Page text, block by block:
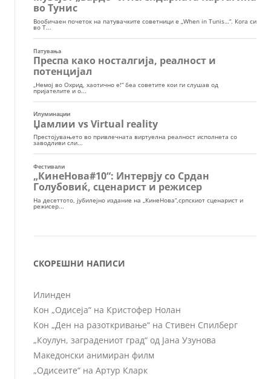
СКОРЕШНИ НАПИСИ
Илинден
Кон „Одисеја“ на Кристофер Нолан
Кон „Ден на разоткривање“ на Стивен Спилберг
„Коулун, заградениот град“ од Јана Узунова
Македонски анимиран филм
„Одисеите“ на Артур Кларк